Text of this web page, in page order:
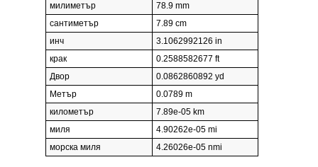
милиметър
78.9 mm
сантиметър
7.89 cm
инч
3.1062992126 in
крак
0.2588582677 ft
Двор
0.0862860892 yd
Метър
0.0789 m
километър
7.89e-05 km
миля
4.90262e-05 mi
морска миля
4.26026e-05 nmi